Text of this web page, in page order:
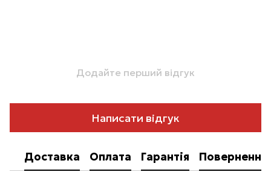
Додайте перший відгук
Написати відгук
Доставка Оплата Гарантія Повернення